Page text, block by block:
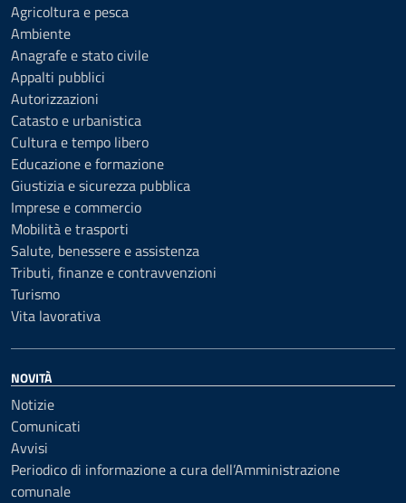
Agricoltura e pesca
Ambiente
Anagrafe e stato civile
Appalti pubblici
Autorizzazioni
Catasto e urbanistica
Cultura e tempo libero
Educazione e formazione
Giustizia e sicurezza pubblica
Imprese e commercio
Mobilità e trasporti
Salute, benessere e assistenza
Tributi, finanze e contravvenzioni
Turismo
Vita lavorativa
NOVITÀ
Notizie
Comunicati
Avvisi
Periodico di informazione a cura dell’Amministrazione
comunale